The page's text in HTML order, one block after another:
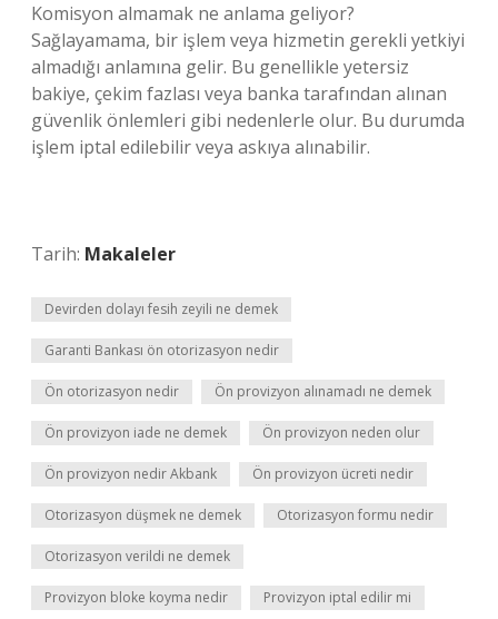
Komisyon almamak ne anlama geliyor?
Sağlayamama, bir işlem veya hizmetin gerekli yetkiyi
almadığı anlamına gelir. Bu genellikle yetersiz
bakiye, çekim fazlası veya banka tarafından alınan
güvenlik önlemleri gibi nedenlerle olur. Bu durumda
işlem iptal edilebilir veya askıya alınabilir.
Tarih: Makaleler
Devirden dolayı fesih zeyili ne demek
Garanti Bankası ön otorizasyon nedir
Ön otorizasyon nedir Ön provizyon alınamadı ne demek
Ön provizyon iade ne demek Ön provizyon neden olur
Ön provizyon nedir Akbank Ön provizyon ücreti nedir
Otorizasyon düşmek ne demek Otorizasyon formu nedir
Otorizasyon verildi ne demek
Provizyon bloke koyma nedir Provizyon iptal edilir mi